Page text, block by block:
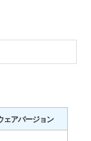
ェアバージョン